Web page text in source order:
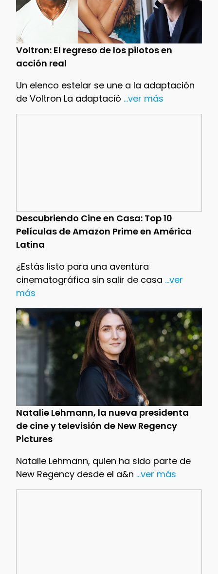
Voltron: El regreso de los pilotos en
acción real
Un elenco estelar se une a la adaptación
de Voltron La adaptació ...ver más
Descubriendo Cine en Casa: Top 10
Películas de Amazon Prime en América
Latina
¿Estás listo para una aventura
cinematográfica sin salir de casa ...ver
más
Natalie Lehmann, la nueva presidenta
de cine y televisión de New Regency
Pictures
Natalie Lehmann, quien ha sido parte de
New Regency desde el a&n ...ver más